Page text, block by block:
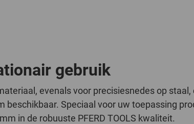
gebruik
evenals voor precisiesnedes op
Speciaal voor uw toepassing
in de robuuste PFERD TOOLS kwaliteit.